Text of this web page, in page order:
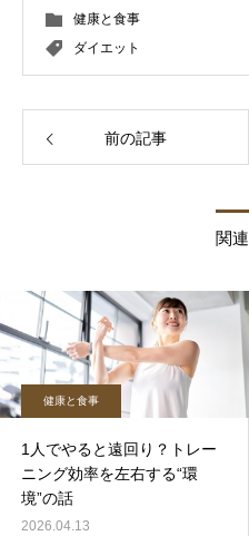
健康と食事
ダイエット
前の記事
関
健康と食事
1人でやると遠回り？トレー
ニング効率を左右する“環
境”の話
2026.04.13